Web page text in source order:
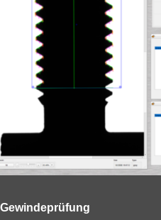
Gewindeprüfung